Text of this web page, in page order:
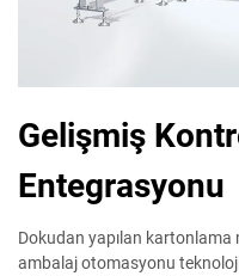
Gelişmiş
Entegrasyonu
Dokudan yapılan
ambalaj otomasyonu